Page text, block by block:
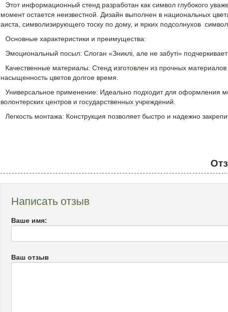
Этот информационный стенд разработан как символ глубокого
момент остается неизвестной. Дизайн выполнен в национальных
аиста, символизирующего тоску по дому, и ярких подсолнухов
Основные характеристики и преимущества:
Эмоциональный посыл: Слоган «Зниклі, але не забуті»
Качественные материалы: Стенд изготовлен из прочных
насыщенность цветов долгое время.
Универсальное применение: Идеально подходит для оформления
волонтерских центров и государственных учреждений.
Легкость монтажа: Конструкция позволяет быстро и надежно
Написать отзыв
Ваше имя:
Ваш отзыв